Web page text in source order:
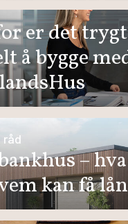
er det
å bygge
råd
–
kan få